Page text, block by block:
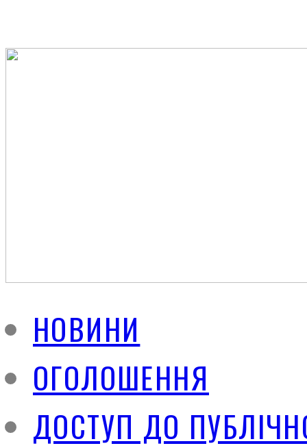
НОВИНИ
ОГОЛОШЕННЯ
ДОСТУП ДО